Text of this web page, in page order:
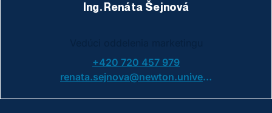
Ing. Renáta Šejnová
+420 720 457 979
renata.sejnova@newton.university